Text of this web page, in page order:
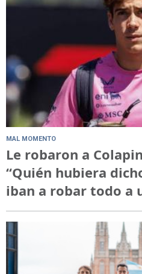
MAL MOMENTO
Le robaron a
“Quién hubiera
iban a robar todo a